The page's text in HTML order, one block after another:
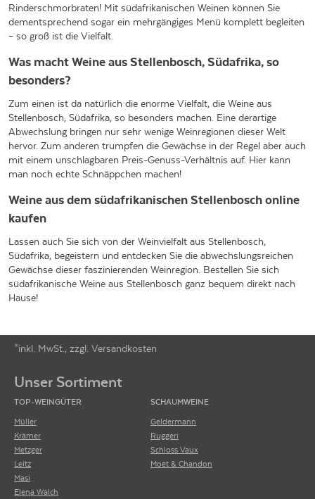
Rinderschmorbraten! Mit südafrikanischen Weinen können Sie
dementsprechend sogar ein mehrgängiges Menü komplett begleiten
– so groß ist die Vielfalt.
Was macht Weine aus Stellenbosch, Südafrika, so
besonders?
Zum einen ist da natürlich die enorme Vielfalt, die Weine aus
Stellenbosch, Südafrika, so besonders machen. Eine derartige
Abwechslung bringen nur sehr wenige Weinregionen dieser Welt
hervor. Zum anderen trumpfen die Gewächse in der Regel aber auch
mit einem unschlagbaren Preis-Genuss-Verhältnis auf. Hier kann
man noch echte Schnäppchen machen!
Weine aus dem südafrikanischen Stellenbosch online
kaufen
Lassen auch Sie sich von der Weinvielfalt aus Stellenbosch,
Südafrika, begeistern und entdecken Sie die abwechslungsreichen
Gewächse dieser faszinierenden Weinregion. Bestellen Sie sich
südafrikanische Weine aus Stellenbosch ganz bequem direkt nach
Hause!
*inkl. MwSt., zzgl. Versandkosten
Unser Sortiment
TOP-WEINGÜTER
Müller
Krämer
Metzger
Leitz
Masi
Elena Walch
SCHAUMWEINE
Geldermann
Ruggeri
Schloss Vaux
Moët & Chandon